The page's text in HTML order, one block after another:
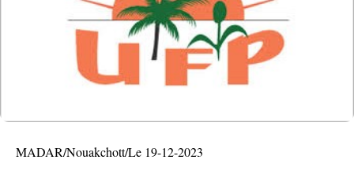
MADAR/Nouakchott/Le 19-12-2023